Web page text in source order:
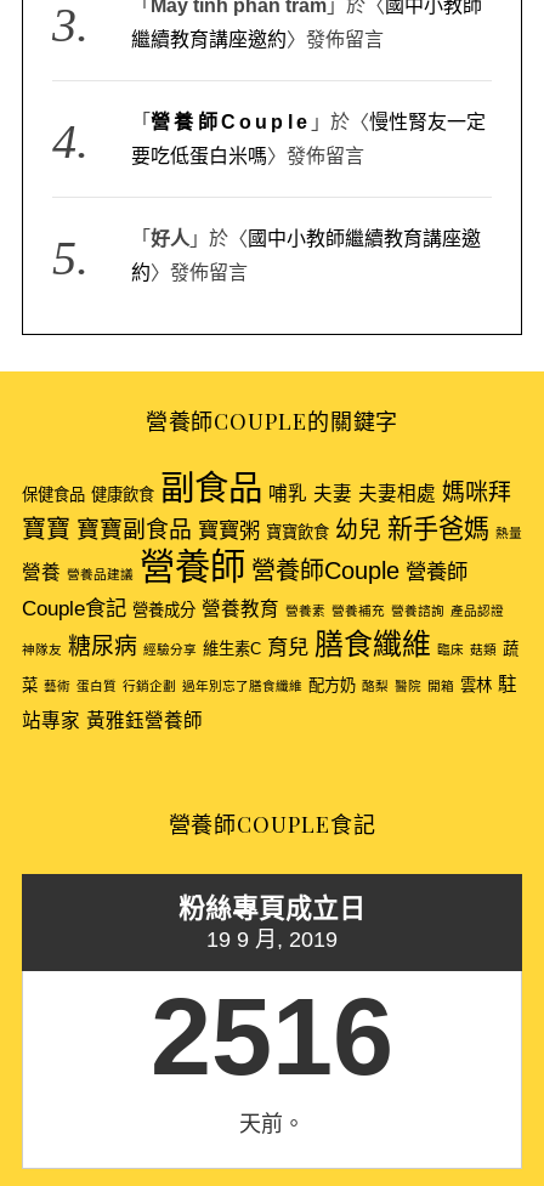
「 Máy tính phần trăm 」於〈 國中小教師
繼續教育講座邀約〉發佈留言
「營養師Couple 」於〈慢性腎友一定
要吃低蛋白米嗎〉發佈留言
「好人 」於〈 國中小教師繼續教育講座邀
約〉發佈留言
營養師COUPLE的關鍵字
保健食品 健康飲食 副食品 哺乳 夫妻 夫妻相處 媽咪拜
寶寶 寶寶副食品 寶寶粥 寶寶飲食 幼兒 新手爸媽 熱量
營養 營養品建議 營養師 營養師Couple 營養師
Couple食記 營養成分 營養教育 營養素 營養補充 營養諮詢 產品認證
神隊友 糖尿病 經驗分享 維生素C 育兒 膳食纖維 臨床 菇類 蔬
菜 藝術 蛋白質 行銷企劃 過年別忘了膳食纖維 配方奶 酪梨 醫院 開箱 雲林 駐
站專家 黃雅鈺營養師
營養師COUPLE食記
粉絲專頁成立日
19 9 月, 2019
2516
天前。